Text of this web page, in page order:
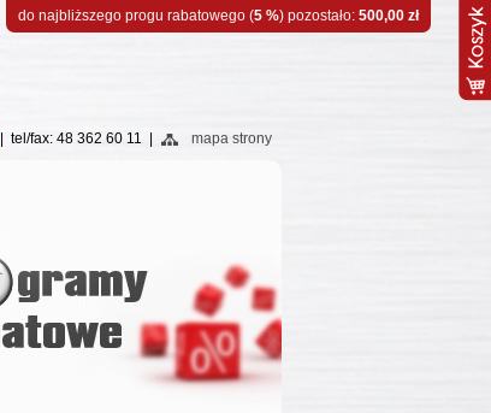
do najbliższego progu rabatowego (5 %) pozostało: 500,00 zł
mapa strony
| tel/fax: 48 362 60 11 |